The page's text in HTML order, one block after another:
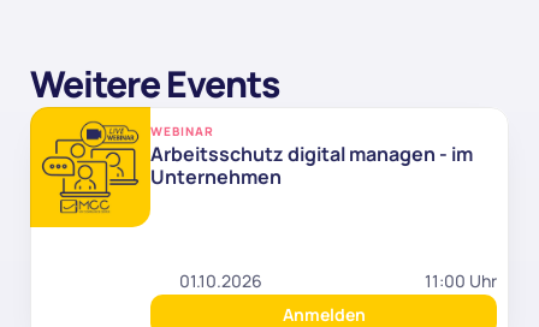
Weitere Events
WEBINAR
Arbeitsschutz digital managen - im
Unternehmen
01.10.2026
11:00 Uhr
Anmelden